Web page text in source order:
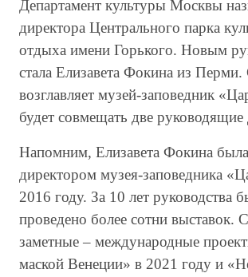
Департамент культуры Москвы
директора Центрального парка
отдыха имени Горького. Новым
стала Елизавета Фокина из Перми.
возглавляет музей-заповедник
будет совмещать две
Напомним, Елизавета Фокина была
директором музея-заповедника
2016 году. За 10 лет руководства
проведено более сотни выставок.
заметные – международные
маской Венеции» в 2021 году и